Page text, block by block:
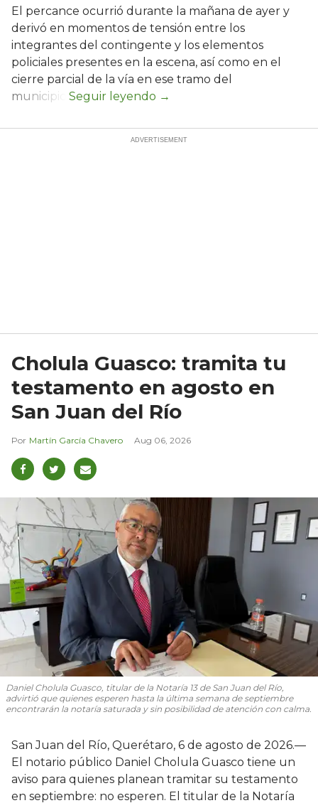
El percance ocurrió durante la mañana de ayer y
derivó en momentos de tensión entre los
integrantes del contingente y los elementos
policiales presentes en la escena, así como en el
cierre parcial de la vía en ese tramo del
municipio.
Cholula Guasco: tramita tu
testamento en agosto en
San Juan del Río
Martín García Chavero Aug 06, 2026
Daniel Cholula Guasco, titular de la Notaría 13 de San Juan del Río,
advirtió que quienes esperen hasta la última semana de septiembre
encontrarán la notaría saturada y sin posibilidad de atención con calma.
San Juan del Río, Querétaro, 6 de agosto de 2026.—
El notario público Daniel Cholula Guasco tiene un
aviso para quienes planean tramitar su testamento
en septiembre: no esperen. El titular de la Notaría